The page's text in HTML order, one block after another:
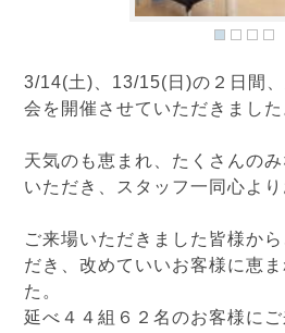
3/14(土)、13/15(日)の２日間
会を開催させていただきました
天気のも恵まれ、たくさんの
いただき、スタッフ一同心より
ご来場いただきました皆様か
だき、改めていいお客様に恵
た。
延べ４４組６２名のお客様に